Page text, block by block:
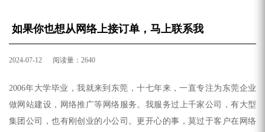
如果你也想从网络上接订单，马上联系我
2024-07-12 阅读量：2640
2006年大学毕业，我就来到东莞，十七年来，一直专注为东莞企业
做网站建设， 网络推广等网络服务。我服务过上千家公司，有大型
集团公司，也有刚创业的小公司。更开心的事，莫过于客户在网络